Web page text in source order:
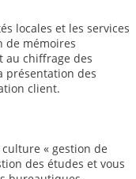
locales et les services
de mémoires
au chiffrage des
présentation des
client.
« gestion de
des études et vous